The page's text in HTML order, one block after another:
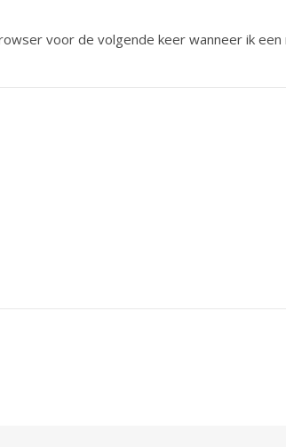
voor de volgende keer wanneer ik een